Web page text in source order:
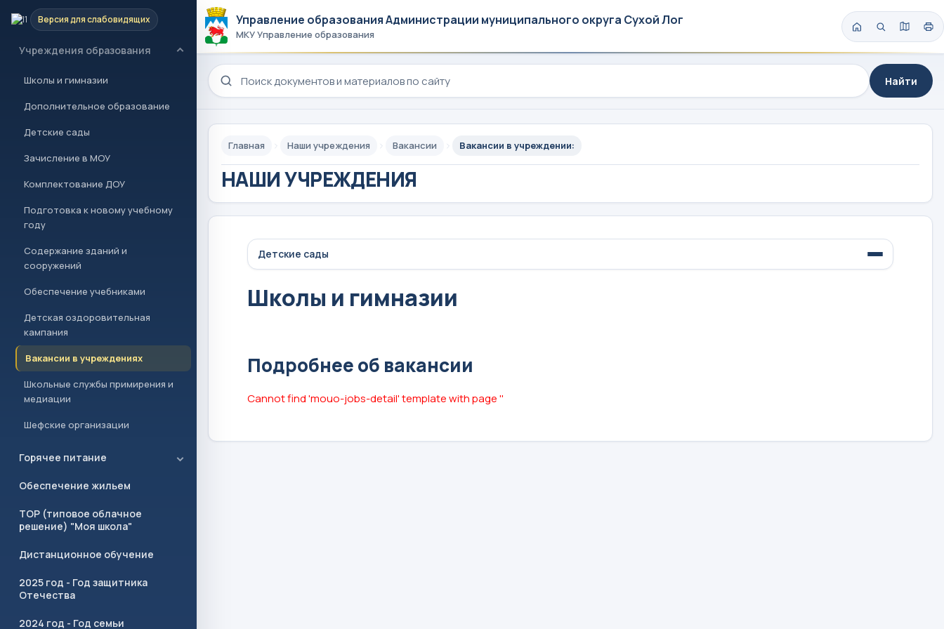
Версия для слабовидящих
Новости и проекты
Учреждения образования
Школы и гимназии
Дополнительное образование
Детские сады
Зачисление в МОУ
Комплектование ДОУ
Подготовка к новому учебному
году
Содержание зданий и
сооружений
Обеспечение учебниками
Детская оздоровительная
кампания
Вакансии в учреждениях
Школьные службы примирения и
медиации
Шефские организации
Горячее питание
Обеспечение жильем
ТОР (типовое облачное
решение) "Моя школа"
Дистанционное обучение
2025 год - Год защитника
Отечества
2024 год - Год семьи
Управление образования Администрации муниципального округа Сухой Лог
МКУ Управление образования
Поиск по сайту
Найти
Главная Наши учреждения Вакансии Вакансии в учреждении:
НАШИ УЧРЕЖДЕНИЯ
Детские сады
Школы и гимназии
Подробнее об вакансии
Cannot find 'mouo-jobs-detail' template with page ''